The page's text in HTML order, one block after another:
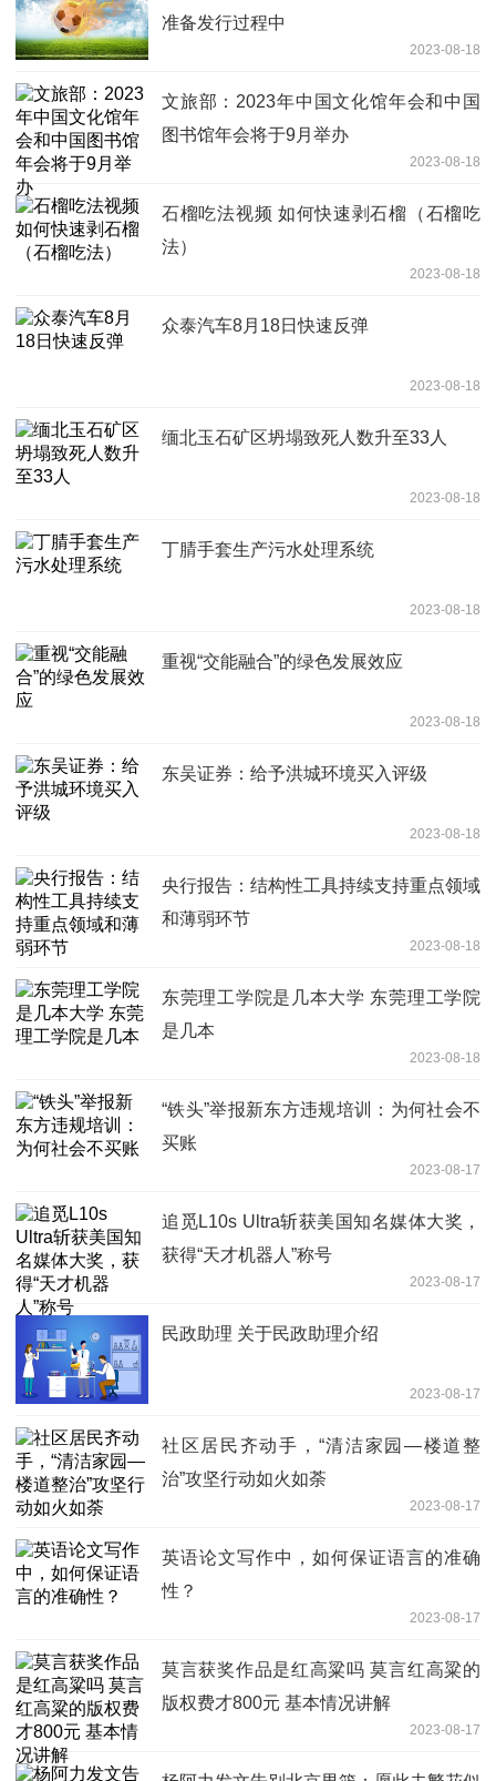
准备发行过程中
2023-08-18
文旅部：2023年中国文化馆年会和中国
图书馆年会将于9月举办
2023-08-18
石榴吃法视频 如何快速剥石榴（石榴吃
法）
2023-08-18
众泰汽车8月18日快速反弹
2023-08-18
缅北玉石矿区坍塌致死人数升至33人
2023-08-18
丁腈手套生产污水处理系统
2023-08-18
重视“交能融合”的绿色发展效应
2023-08-18
东吴证券：给予洪城环境买入评级
2023-08-18
央行报告：结构性工具持续支持重点领域
和薄弱环节
2023-08-18
东莞理工学院是几本大学 东莞理工学院
是几本
2023-08-18
“铁头”举报新东方违规培训：为何社会不
买账
2023-08-17
追觅L10s Ultra斩获美国知名媒体大奖，
获得“天才机器人”称号
2023-08-17
民政助理 关于民政助理介绍
2023-08-17
社区居民齐动手，“清洁家园—楼道整
治”攻坚行动如火如荼
2023-08-17
英语论文写作中，如何保证语言的准确
性？
2023-08-17
莫言获奖作品是红高粱吗 莫言红高粱的
版权费才800元 基本情况讲解
2023-08-17